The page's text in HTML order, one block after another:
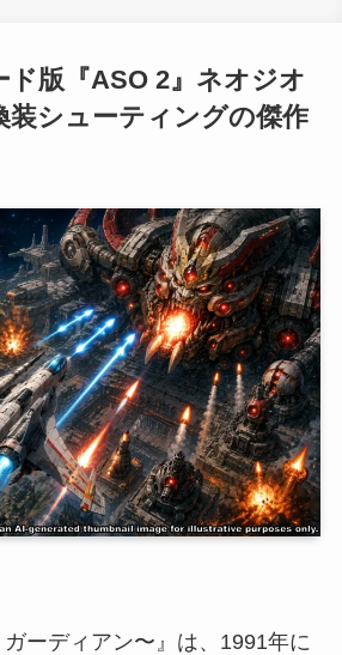
ド版『ASO 2』ネオジオ
装シューティングの傑作
ガーディアン〜』は、1991年に